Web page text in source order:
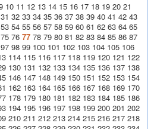
10 11 12 13 14 15 16 17 18 19 20 21
31 32 33 34 35 36 37 38 39 40 41 42 43
53 54 55 56 57 58 59 60 61 62 63 64 65
75 76 77 78 79 80 81 82 83 84 85 86 87
97 98 99 100 101 102 103 104 105 106
114 115 116 117 118 119 120 121 122
130 131 132 133 134 135 136 137 138
146 147 148 149 150 151 152 153 154
162 163 164 165 166 167 168 169 170
178 179 180 181 182 183 184 185 186
194 195 196 197 198 199 200 201 202
210 211 212 213 214 215 216 217 218